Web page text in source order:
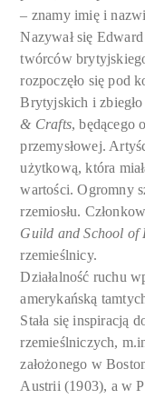
– znamy imię i
Nazywał się
twórców
rozpoczęło się pod
Brytyjskich i
& Crafts, będącego
przemysłowej.
użytkową, która
wartości. Ogromny
rzemiosłu.
Guild and School of
rzemieślnicy.
Działalność ruchu
amerykańską
Stała się inspiracją
rzemieślniczych,
założonego w
Austrii (1903), a w